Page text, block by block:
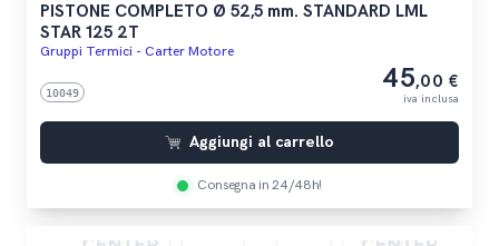
PISTONE COMPLETO Ø 52,5 mm. STANDARD LML
STAR 125 2T
Gruppi Termici - Carter Motore
10049 45,00 €
iva inclusa
Aggiungi al carrello
Consegna in 24/48h!